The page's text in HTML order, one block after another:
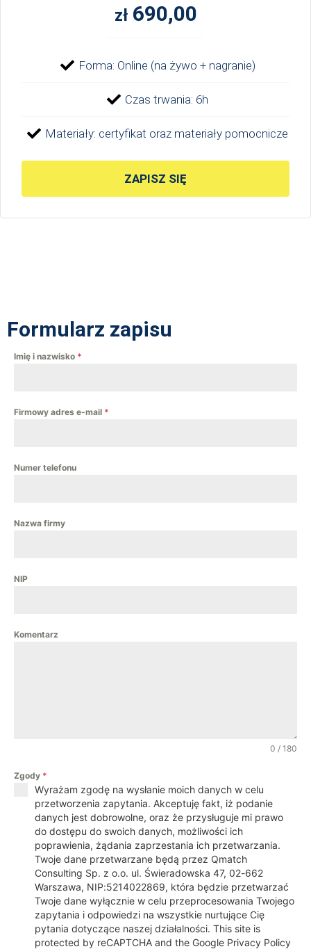
zł 690,00
Forma: Online (na żywo + nagranie)
Czas trwania: 6h
Materiały: certyfikat oraz materiały pomocnicze
ZAPISZ SIĘ
Formularz zapisu
Imię i nazwisko *
Firmowy adres e-mail *
Numer telefonu
Nazwa firmy
NIP
Komentarz
0 / 180
Zgody *
Wyrażam zgodę na wysłanie moich danych w celu
przetworzenia zapytania. Akceptuję fakt, iż podanie
danych jest dobrowolne, oraz że przysługuje mi prawo
do dostępu do swoich danych, możliwości ich
poprawienia, żądania zaprzestania ich przetwarzania.
Twoje dane przetwarzane będą przez Qmatch
Consulting Sp. z o.o. ul. Świeradowska 47, 02-662
Warszawa, NIP:5214022869, która będzie przetwarzać
Twoje dane wyłącznie w celu przeprocesowania Twojego
zapytania i odpowiedzi na wszystkie nurtujące Cię
pytania dotyczące naszej działalności. This site is
protected by reCAPTCHA and the Google Privacy Policy